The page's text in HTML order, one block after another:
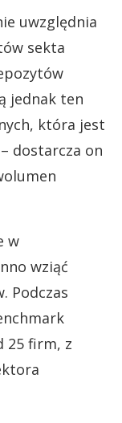
uwzględnia
sekta
jednak ten
która jest
dostarcza on
w
wziąć
Podczas
25 firm, z